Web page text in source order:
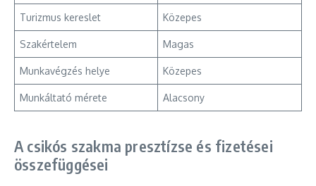
Turizmus kereslet Közepes
Szakértelem Magas
Munkavégzés helye Közepes
Munkáltató mérete Alacsony
A csikós szakma presztízse és fizetései
összefüggései